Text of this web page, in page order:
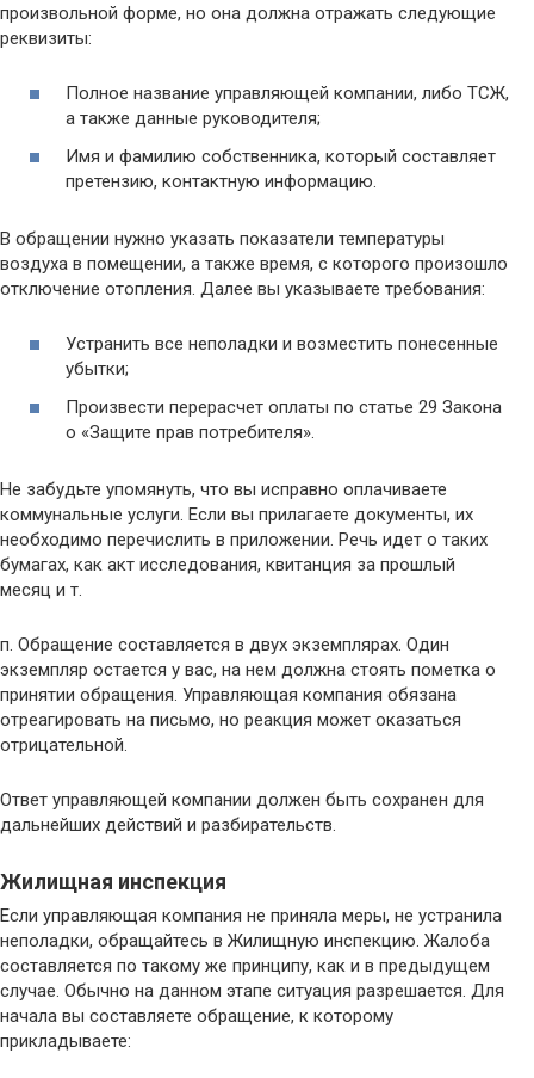
произвольной форме, но она должна отражать следующие
реквизиты:
Полное название управляющей компании, либо ТСЖ,
а также данные руководителя;
Имя и фамилию собственника, который составляет
претензию, контактную информацию.
В обращении нужно указать показатели температуры
воздуха в помещении, а также время, с которого произошло
отключение отопления. Далее вы указываете требования:
Устранить все неполадки и возместить понесенные
убытки;
Произвести перерасчет оплаты по статье 29 Закона
о «Защите прав потребителя».
Не забудьте упомянуть, что вы исправно оплачиваете
коммунальные услуги. Если вы прилагаете документы, их
необходимо перечислить в приложении. Речь идет о таких
бумагах, как акт исследования, квитанция за прошлый
месяц и т.
п. Обращение составляется в двух экземплярах. Один
экземпляр остается у вас, на нем должна стоять пометка о
принятии обращения. Управляющая компания обязана
отреагировать на письмо, но реакция может оказаться
отрицательной.
Ответ управляющей компании должен быть сохранен для
дальнейших действий и разбирательств.
Жилищная инспекция
Если управляющая компания не приняла меры, не устранила
неполадки, обращайтесь в Жилищную инспекцию. Жалоба
составляется по такому же принципу, как и в предыдущем
случае. Обычно на данном этапе ситуация разрешается. Для
начала вы составляете обращение, к которому
прикладываете: